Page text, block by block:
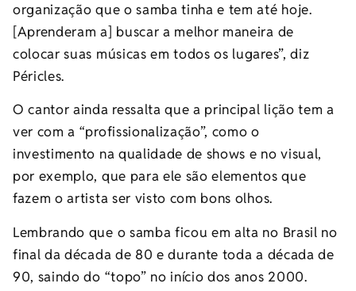
organização que o samba tinha e tem até hoje.
[Aprenderam a] buscar a melhor maneira de
colocar suas músicas em todos os lugares”, diz
Péricles.
O cantor ainda ressalta que a principal lição tem a
ver com a “profissionalização”, como o
investimento na qualidade de shows e no visual,
por exemplo, que para ele são elementos que
fazem o artista ser visto com bons olhos.
Lembrando que o samba ficou em alta no Brasil no
final da década de 80 e durante toda a década de
90, saindo do “topo” no início dos anos 2000.